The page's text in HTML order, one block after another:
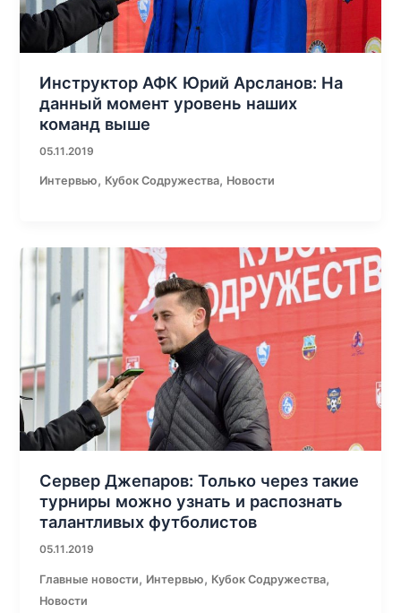
Инструктор АФК Юрий Арсланов: На
данный момент уровень наших
команд выше
05.11.2019
Интервью, Кубок Содружества, Новости
Сервер Джепаров: Только через такие
турниры можно узнать и распознать
талантливых футболистов
05.11.2019
Главные новости, Интервью, Кубок Содружества,
Новости